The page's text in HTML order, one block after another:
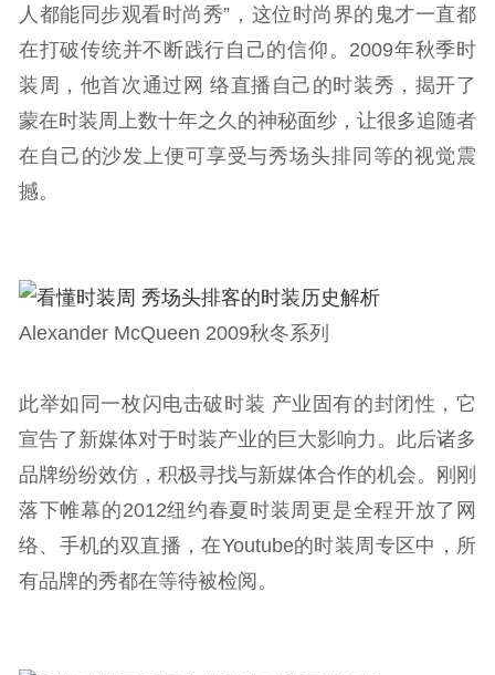
人都能同步观看时尚秀”，这位时尚界的鬼才一直都
在打破传统并不断践行自己的信仰。2009年秋季时
装周，他首次通过网 络直播自己的时装秀，揭开了
蒙在时装周上数十年之久的神秘面纱，让很多追随者
在自己的沙发上便可享受与秀场头排同等的视觉震
撼。
Alexander McQueen 2009秋冬系列
此举如同一枚闪电击破时装 产业固有的封闭性，它
宣告了新媒体对于时装产业的巨大影响力。此后诸多
品牌纷纷效仿，积极寻找与新媒体合作的机会。刚刚
落下帷幕的2012纽约春夏时装周更是全程开放了网
络、手机的双直播，在Youtube的时装周专区中，所
有品牌的秀都在等待被检阅。